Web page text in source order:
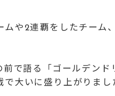
や2連覇をしたチーム
で語る「ゴールデンド
大いに盛り上がりまし